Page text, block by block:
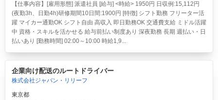
【仕事内容】[雇用形態] 派遣社員 [給与] <時給> 1950円 日収例:15,112円
(夜勤3h、日勤4h)研修期間10日間:1900円 [特徴] シフト勤務 フリーター活
躍 マイカー通勤OK シフト自由 高収入 即日勤務OK 交通費支給 ミドル活躍
中 資格・スキルを活かせる 給与前払い制度あり 深夜勤務 長期 週払い・日
払いあり [勤務時間] 02:00～10:00 時給1,9...
企業向け配送のルートドライバー
株式会社ジャパン・リリーフ
東京都